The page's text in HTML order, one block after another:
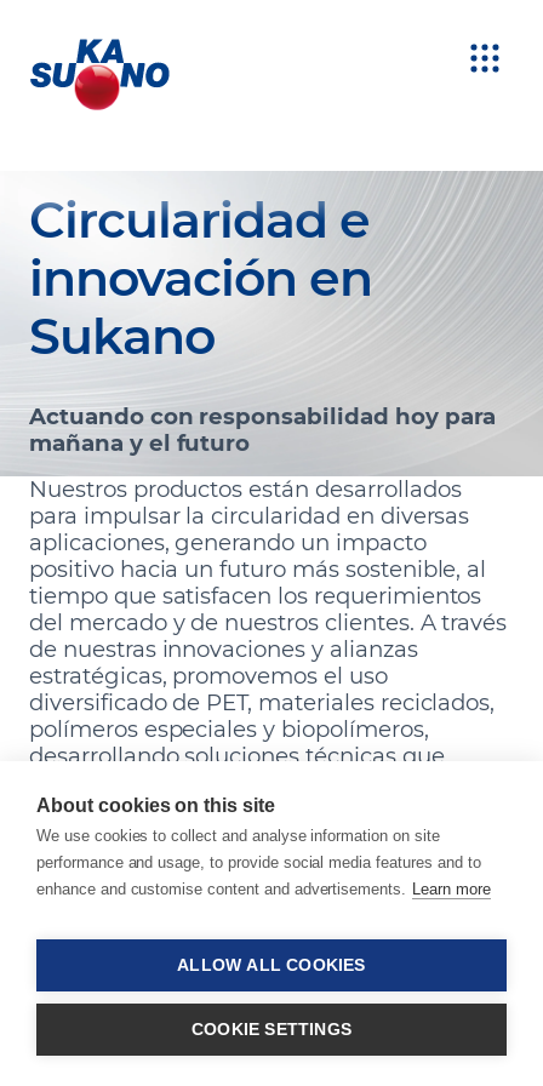
Circularidad e
innovación en
Sukano
Actuando con responsabilidad hoy para
mañana y el futuro
Nuestros productos están desarrollados
para impulsar la circularidad en diversas
aplicaciones, generando un impacto
positivo hacia un futuro más sostenible, al
tiempo que satisfacen los requerimientos
del mercado y de nuestros clientes. A través
de nuestras innovaciones y alianzas
estratégicas, promovemos el uso
diversificado de PET, materiales reciclados,
polímeros especiales y biopolímeros,
desarrollando soluciones técnicas que
Elija un material sostenible
Facilite la transición hacia materiales reciclables y
About cookies on this site
We use cookies to collect and analyse information on site
performance and usage, to provide social media features and to
enhance and customise content and advertisements. Learn more
ALLOW ALL COOKIES
COOKIE SETTINGS